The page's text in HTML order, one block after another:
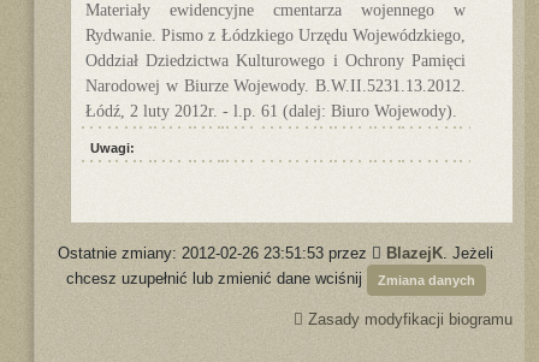
Materiały ewidencyjne cmentarza wojennego w
Rydwanie. Pismo z Łódzkiego Urzędu Wojewódzkiego,
Oddział Dziedzictwa Kulturowego i Ochrony Pamięci
Narodowej w Biurze Wojewody. B.W.II.5231.13.2012.
Łódź, 2 luty 2012r. - l.p. 61 (dalej: Biuro Wojewody).
Uwagi:
Ostatnie zmiany: 2012-02-26 23:51:53 przez BlazejK. Jeżeli
chcesz uzupełnić lub zmienić dane wciśnij
Zmiana danych
Zasady modyfikacji biogramu